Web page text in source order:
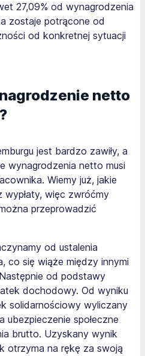
27,09% od wynagrodzenia
zostaje potrącone od
od konkretnej sytuacji
netto
jest bardzo zawiły, a
wynagrodzenia netto musi
Wiemy już, jakie
wypłaty, więc zwróćmy
przeprowadzić
od ustalenia
co się wiąże między innymi
od podstawy
dochodowy. Od wyniku
solidarnościowy wyliczany
ubezpieczenie społeczne
brutto. Uzyskany wynik
otrzyma na rękę za swoją